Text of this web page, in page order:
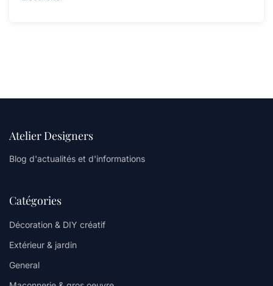
Atelier Designers
Blog d'actualités et d'informations
Catégories
Décoration & DIY créatif
Extérieur & jardin
General